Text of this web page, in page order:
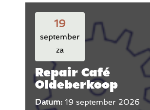
19
september
za
Repair Café
Oldeberkoop
Datum: 19 september 2026